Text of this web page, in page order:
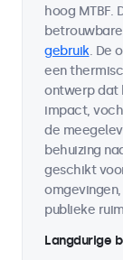
hoog MTBF.
gebruik. De
een
ontwerp dat
impact,
de
behuizing
geschikt
publieke
Langdurige